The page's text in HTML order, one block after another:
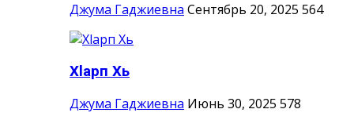
Джума Гаджиевна Сентябрь 20, 2025 564
Хlарп Хь
Джума Гаджиевна Июнь 30, 2025 578